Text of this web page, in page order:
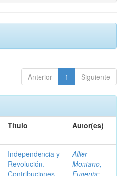
Anterior 1 Siguiente
Título Autor(es)
Independencia y
Revolución.
Contribuciones
Allier
Montano,
Eugenia;